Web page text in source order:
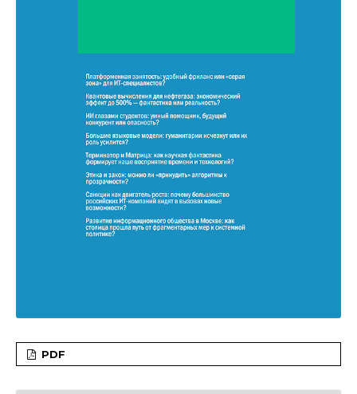
PDF